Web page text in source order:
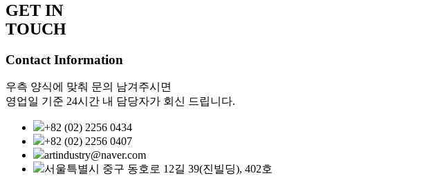
GET IN
TOUCH
Contact Information
우측 양식에 맞춰 문의 남겨주시면
영업일 기준 24시간 내 담당자가 회신 드립니다.
+82 (02) 2256 0434
+82 (02) 2256 0407
artindustry@naver.com
서울특별시 중구 동호로 12길 39(진빌딩), 402호